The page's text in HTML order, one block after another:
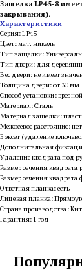
Защелка LP45-8
закрывания).
Характеристики
Серия: LP45
Цвет: мат. никель
Тип защелки:
Тип двери: для
Вес двери: не имеет
Толщина двери: от 30 мм
Способ установки: врезной
Материал: Сталь
Материал защелки:
Межосевое расстояние: нет
Бэксет (удаление
Дополнительная
Удаление квадрата под
Размер сечения квадрата
Размер сечения квадрата
Ответная планка: есть
Лицевая планка:
Страна производства:
Гарантия: 1 год